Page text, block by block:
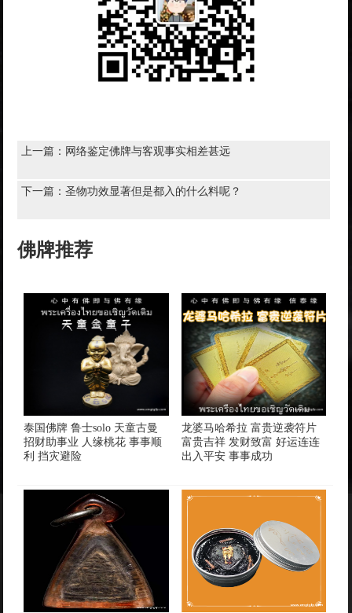
上一篇： ​网络鉴定佛牌与客观事实相差甚远
下一篇：圣物功效显著但是都入的什么料呢？
佛牌推荐
泰国佛牌 鲁士solo 天童古曼
招财助事业 人缘桃花 事事顺
利 挡灾避险
龙婆马哈希拉 富贵逆袭符片
富贵吉祥 发财致富 好运连连
出入平安 事事成功